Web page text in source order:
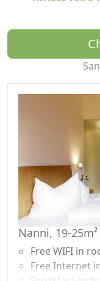
producteurs et
pour nous que
notre propre jardin
Vous ne devez
faites non
même, mais aussi
Détendez-vous -
Utilisez notre
cabine infrarouge
quotidienne derrière
pour vous laisser
détente et de bien-
Notre petit «Relax
l'esprit…
Terre à terre, raffiné
salutations de la
Notre chef ravira
Nanni, 19-25m²
Free WIFI in
Free Internet